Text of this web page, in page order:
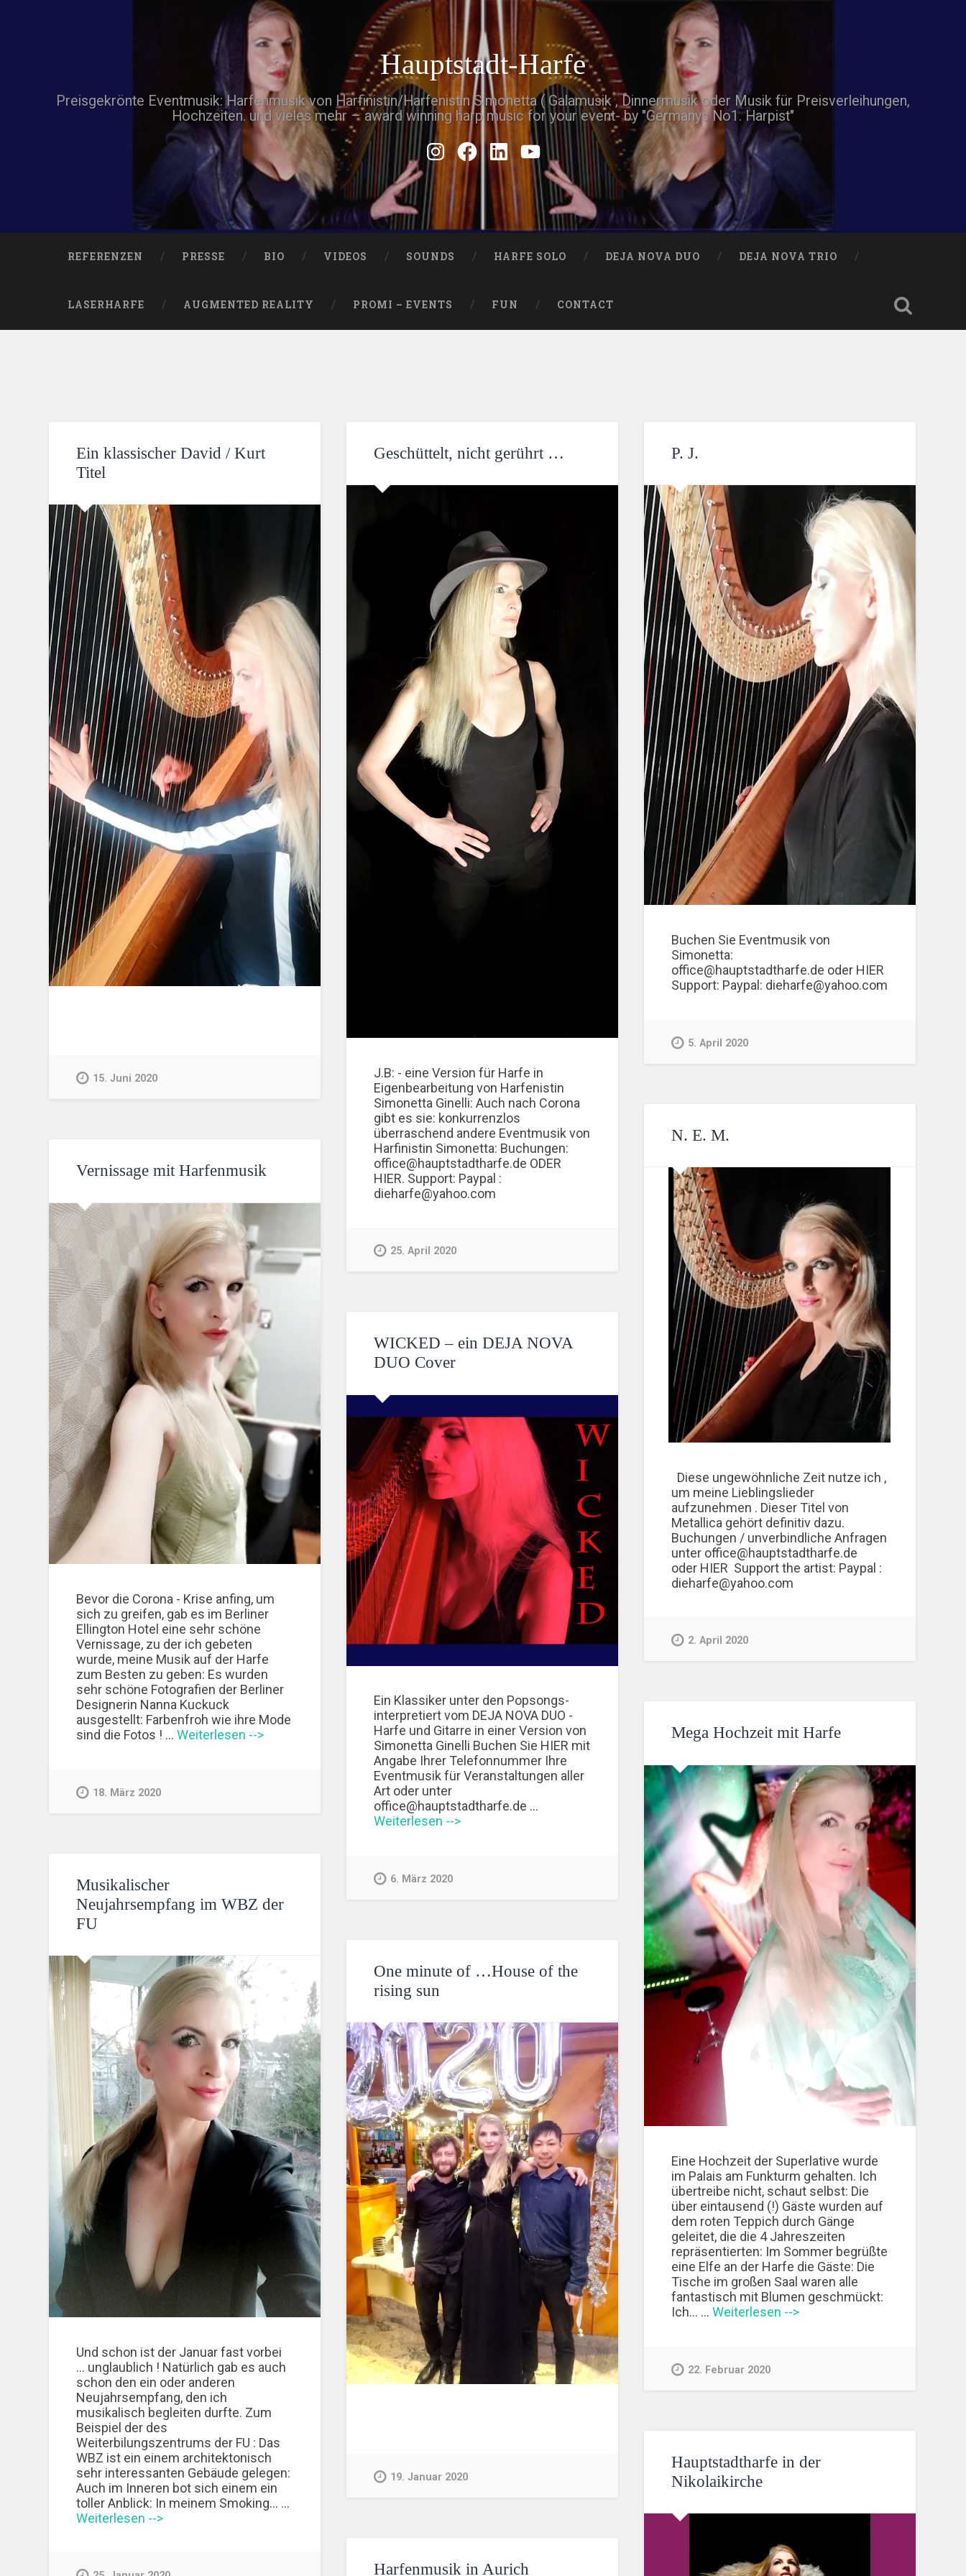
Hauptstadt-Harfe
Preisgekrönte Eventmusik: Harfenmusik von Harfinistin/Harfenistin Simonetta ( Galamusik , Dinnermusik oder Musik für Preisverleihungen,
Hochzeiten. und vieles mehr – award winning harp music for your event- by "Germanys No1. Harpist"
Instagram
Facebook
Linkedin
Youtube
REFERENZEN PRESSE BIO VIDEOS SOUNDS HARFE SOLO DEJA NOVA DUO DEJA NOVA TRIO
LASERHARFE AUGMENTED REALITY PROMI – EVENTS FUN CONTACT
Ein klassischer David / Kurt
Titel
15. Juni 2020
Geschüttelt, nicht gerührt …
J.B: - eine Version für Harfe in
Eigenbearbeitung von Harfenistin
Simonetta Ginelli: Auch nach Corona
gibt es sie: konkurrenzlos
überraschend andere Eventmusik von
Harfinistin Simonetta: Buchungen:
office@hauptstadtharfe.de ODER
HIER. Support: Paypal :
dieharfe@yahoo.com
25. April 2020
P. J.
Buchen Sie Eventmusik von
Simonetta:
office@hauptstadtharfe.de oder HIER
Support: Paypal: dieharfe@yahoo.com
5. April 2020
N. E. M.
Diese ungewöhnliche Zeit nutze ich ,
um meine Lieblingslieder
aufzunehmen . Dieser Titel von
Metallica gehört definitiv dazu.
Buchungen / unverbindliche Anfragen
unter office@hauptstadtharfe.de
oder HIER Support the artist: Paypal :
dieharfe@yahoo.com
2. April 2020
Vernissage mit Harfenmusik
Bevor die Corona - Krise anfing, um
sich zu greifen, gab es im Berliner
Ellington Hotel eine sehr schöne
Vernissage, zu der ich gebeten
wurde, meine Musik auf der Harfe
zum Besten zu geben: Es wurden
sehr schöne Fotografien der Berliner
Designerin Nanna Kuckuck
ausgestellt: Farbenfroh wie ihre Mode
sind die Fotos ! …Weiterlesen -->
18. März 2020
WICKED – ein DEJA NOVA
DUO Cover
Ein Klassiker unter den Popsongs-
interpretiert vom DEJA NOVA DUO -
Harfe und Gitarre in einer Version von
Simonetta Ginelli Buchen Sie HIER mit
Angabe Ihrer Telefonnummer Ihre
Eventmusik für Veranstaltungen aller
Art oder unter
office@hauptstadtharfe.de …
Weiterlesen -->
6. März 2020
Mega Hochzeit mit Harfe
Eine Hochzeit der Superlative wurde
im Palais am Funkturm gehalten. Ich
übertreibe nicht, schaut selbst: Die
über eintausend (!) Gäste wurden auf
dem roten Teppich durch Gänge
geleitet, die die 4 Jahreszeiten
repräsentierten: Im Sommer begrüßte
eine Elfe an der Harfe die Gäste: Die
Tische im großen Saal waren alle
fantastisch mit Blumen geschmückt:
Ich... …Weiterlesen -->
22. Februar 2020
Musikalischer
Neujahrsempfang im WBZ der
FU
Und schon ist der Januar fast vorbei
... unglaublich ! Natürlich gab es auch
schon den ein oder anderen
Neujahrsempfang, den ich
musikalisch begleiten durfte. Zum
Beispiel der des
Weiterbilungszentrums der FU : Das
WBZ ist ein einem architektonisch
sehr interessanten Gebäude gelegen:
Auch im Inneren bot sich einem ein
toller Anblick: In meinem Smoking... …
Weiterlesen -->
One minute of …House of the
rising sun
19. Januar 2020
Hauptstadtharfe in der
Nikolaikirche
Harfenmusik in Aurich